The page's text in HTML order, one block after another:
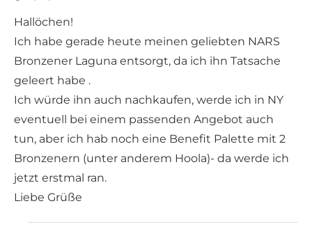
Hallöchen!
Ich habe gerade heute meinen geliebten NARS
Bronzener Laguna entsorgt, da ich ihn Tatsache
geleert habe .
Ich würde ihn auch nachkaufen, werde ich in NY
eventuell bei einem passenden Angebot auch
tun, aber ich hab noch eine Benefit Palette mit 2
Bronzenern (unter anderem Hoola)- da werde ich
jetzt erstmal ran.
Liebe Grüße